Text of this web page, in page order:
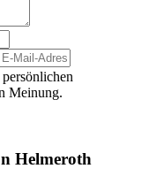
Meinung.
Helmeroth